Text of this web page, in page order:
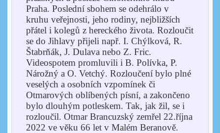
Praha.Poslední sbohem se odehrálo v
kruhu veřejnosti, jeho rodiny, nejbližších
přátel i kolegů z hereckého života. Rozloučit
se do Jihlavy přijeli např. I. Chýlková, R.
Štabrňák, J. Dulava nebo Z. Fric.
Videospotem promluvili i B. Polívka, P.
Nárožný a O. Vetchý. Rozloučení bylo plné
veselých a osobních vzpomínek či
Otmarových oblíbených písní, a zakončeno
bylo dlouhým potleskem.Tak, jak žil, se i
rozloučil. Otmar Brancuzský zemřel 22.října
2022 ve věku 66 let v Malém Beranově.